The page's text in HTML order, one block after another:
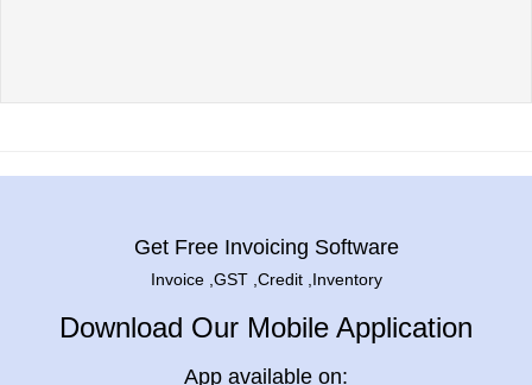
Get Free Invoicing Software
Invoice ,GST ,Credit ,Inventory
Download Our Mobile Application
App available on: